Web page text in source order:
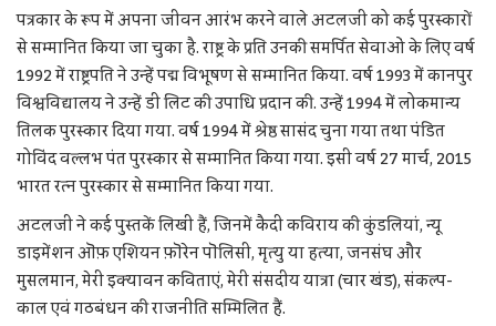
पत्रकार के रूप में अपना जीवन आरंभ करने वाले अटलजी को कई पुरस्कारों
से सम्मानित किया जा चुका है. राष्ट्र के प्रति उनकी समर्पित सेवाओं के लिए वर्ष
1992 में राष्ट्रपति ने उन्हें पद्म विभूषण से सम्मानित किया. वर्ष 1993 में कानपुर
विश्वविद्यालय ने उन्हें डी लिट की उपाधि प्रदान की. उन्हें 1994 में लोकमान्य
तिलक पुरस्कार दिया गया. वर्ष 1994 में श्रेष्ठ सासंद चुना गया तथा पंडित
गोविंद वल्लभ पंत पुरस्कार से सम्मानित किया गया. इसी वर्ष 27 मार्च, 2015
भारत रत्न पुरस्कार से सम्मानित किया गया.
अटलजी ने कई पुस्तकें लिखी हैं, जिनमें कैदी कविराय की कुंडलियां, न्यू
डाइमेंशन ऒफ़ एशियन फ़ॊरेन पॊलिसी, मृत्यु या हत्या, जनसंघ और
मुसलमान, मेरी इक्यावन कविताएं, मेरी संसदीय यात्रा (चार खंड), संकल्प-
काल एवं गठबंधन की राजनीति सम्मिलित हैं.